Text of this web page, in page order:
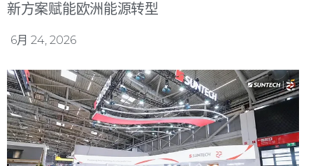
新方案赋能欧洲能源转型
6月 24, 2026